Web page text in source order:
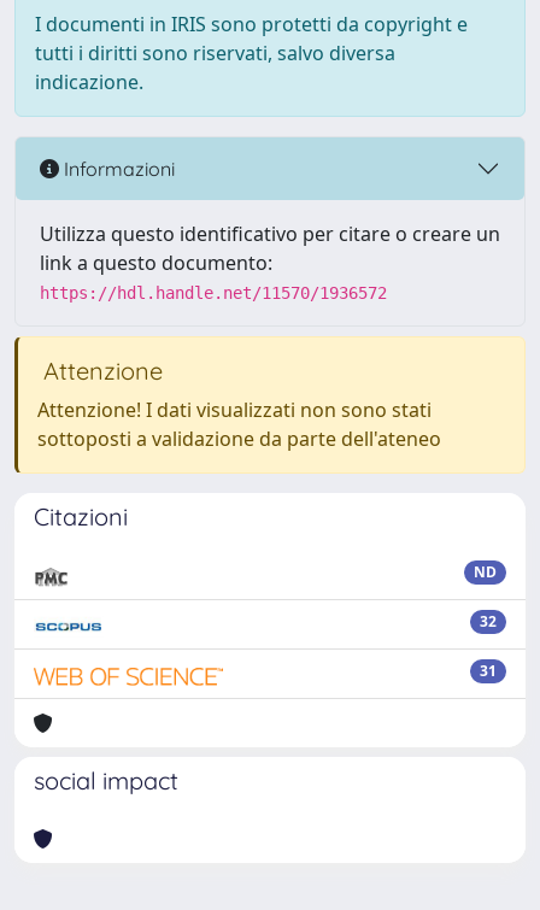
I documenti in IRIS sono protetti da copyright e
tutti i diritti sono riservati, salvo diversa
indicazione.
Informazioni
Utilizza questo identificativo per citare o creare un
link a questo documento:
https://hdl.handle.net/11570/1936572
Attenzione
Attenzione! I dati visualizzati non sono stati
sottoposti a validazione da parte dell'ateneo
Citazioni
ND
32
31
social impact